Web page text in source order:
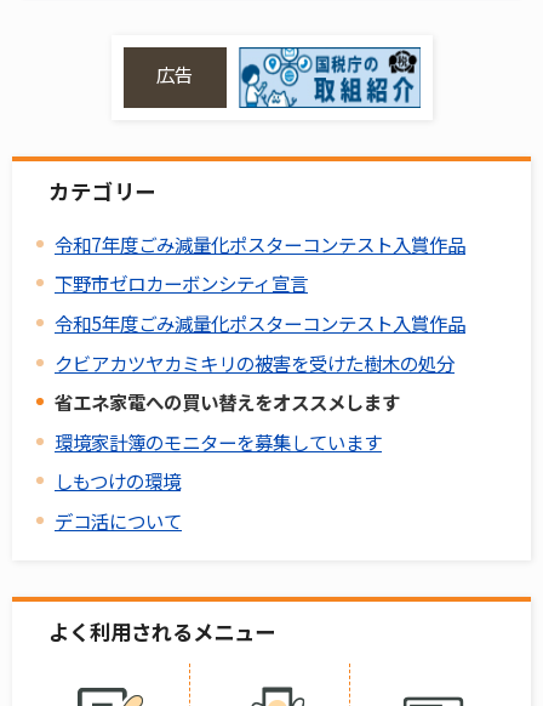
広告
カテゴリー
令和7年度ごみ減量化ポスターコンテスト入賞作品
下野市ゼロカーボンシティ宣言
令和5年度ごみ減量化ポスターコンテスト入賞作品
クビアカツヤカミキリの被害を受けた樹木の処分
省エネ家電への買い替えをオススメします
環境家計簿のモニターを募集しています
しもつけの環境
デコ活について
よく利用されるメニュー